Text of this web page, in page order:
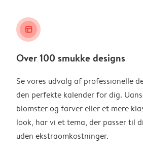
layout_alt
Over 100 smukke designs
Se vores udvalg af professionelle
den perfekte kalender for dig.
blomster og farver eller et mere
look, har vi et tema, der passer til
uden ekstraomkostninger.